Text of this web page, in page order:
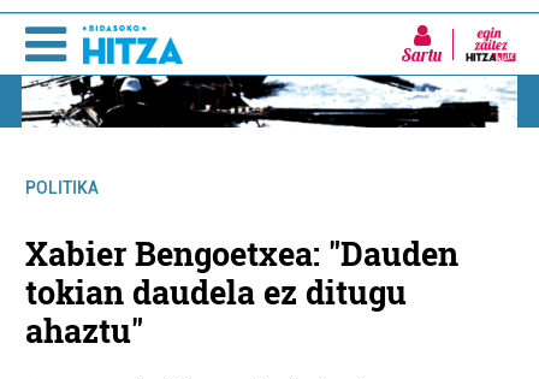
Sartu
POLITIKA
Xabier Bengoetxea: "Dauden
tokian daudela ez ditugu
ahaztu"